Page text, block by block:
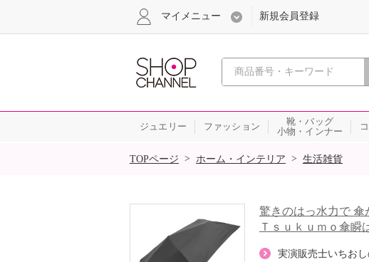
心おどる、瞬間を。通販・テ
マイメニュー 新規会員登録
ジュエリー ファッション
靴・バッグ
小物・インナー
SALE
TOPページ > ホーム・インテリア > 生活雑貨
驚きのはっ水力で 傘
Ｔｓｕｋｕｍｏ傘瞬
実演販売士いちお